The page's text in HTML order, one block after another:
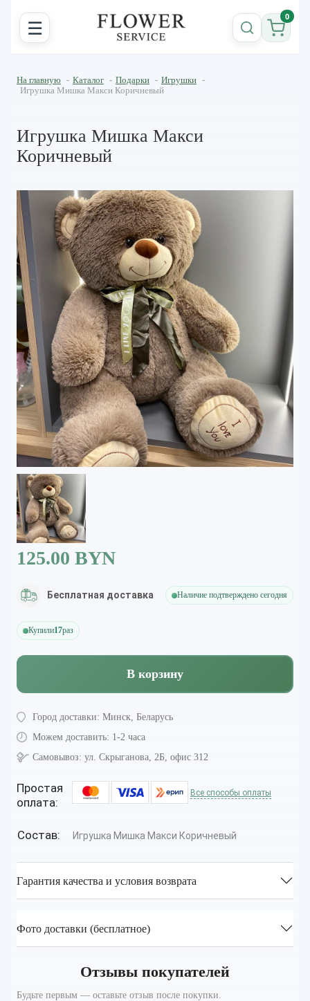
☰ 0
На главную - Каталог - Подарки - Игрушки -
Игрушка Мишка Mакси Коричневый
Игрушка Мишка Mакси
Коричневый
125.00 BYN
Бесплатная доставка Наличие подтверждено сегодня
Купили17раз
В корзину
Город доставки: Минск, Беларусь
Можем доставить: 1-2 часа
Самовывоз: ул. Скрыганова, 2Б, офис 312
Простая
оплата:
Все способы оплаты
Состав: Игрушка Мишка Mакси Коричневый
Гарантия качества и условия возврата
Фото доставки (бесплатное)
Отзывы покупателей
Будьте первым — оставьте отзыв после покупки.